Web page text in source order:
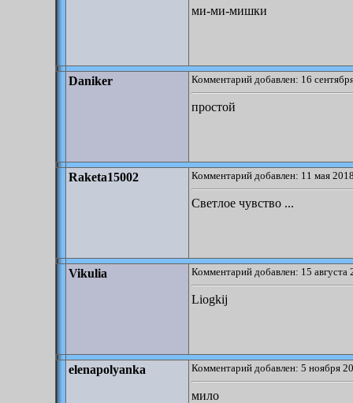
ми-ми-мишки
Daniker Комментарий добавлен: 16
простой
Raketa15002 Комментарий добавлен: 11 мая
Светлое чувство ...
Vikulia Комментарий добавлен: 15 августа
Liogkij
elenapolyanka Комментарий добавлен: 5 ноября
мило